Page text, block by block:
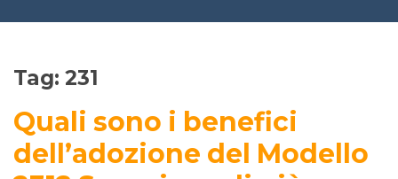
Tag: 231
Quali sono i benefici
dell’adozione del Modello